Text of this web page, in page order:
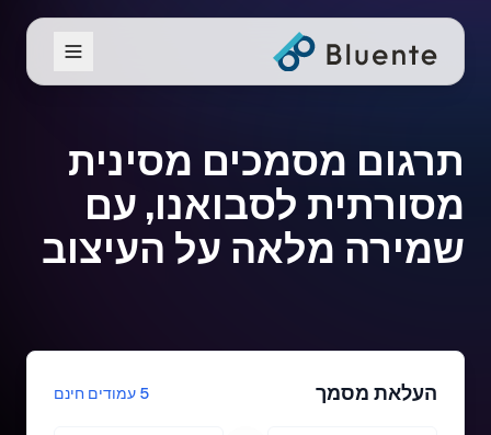
תרגום מסמכים מסינית
מסורתית לסבואנו, עם
שמירה מלאה על העיצוב
העלאת מסמך 5 עמודים חינם